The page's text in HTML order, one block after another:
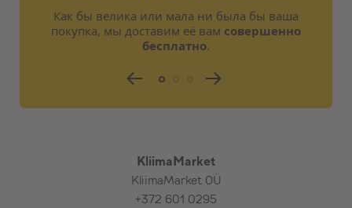
Как бы велика или мала ни была бы ваша
покупка, мы доставим её вам совершенно
бесплатно.
KliimaMarket
KliimaMarket OÜ
+372 601 0295